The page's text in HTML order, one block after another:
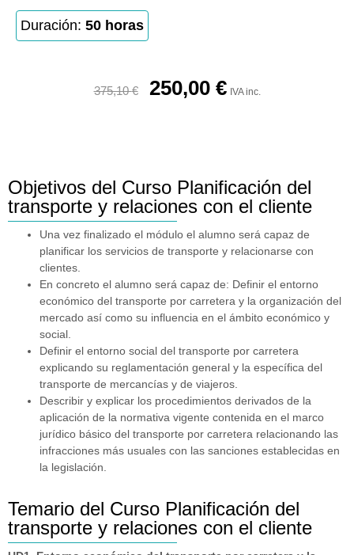
Duración: 50 horas
375,10€ 250,00 € IVA inc.
Objetivos del Curso Planificación del
transporte y relaciones con el cliente
Una vez finalizado el módulo el alumno será capaz de
planificar los servicios de transporte y relacionarse con
clientes.
En concreto el alumno será capaz de: Definir el entorno
económico del transporte por carretera y la organización del
mercado así como su influencia en el ámbito económico y
social.
Definir el entorno social del transporte por carretera
explicando su reglamentación general y la específica del
transporte de mercancías y de viajeros.
Describir y explicar los procedimientos derivados de la
aplicación de la normativa vigente contenida en el marco
jurídico básico del transporte por carretera relacionando las
infracciones más usuales con las sanciones establecidas en
la legislación.
Temario del Curso Planificación del
transporte y relaciones con el cliente